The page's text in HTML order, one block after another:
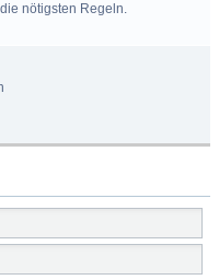
nötigsten Regeln.